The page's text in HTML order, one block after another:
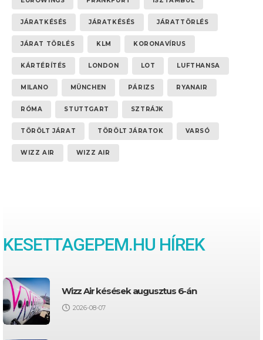
JÁRATKÉSÉS JÁRATKÉSÉS JÁRATTÖRLÉS
JÁRAT TÖRLÉS KLM KORONAVÍRUS
KÁRTÉRÍTÉS LONDON LOT LUFTHANSA
MILANO MÜNCHEN PÁRIZS RYANAIR
RÓMA STUTTGART SZTRÁJK
TÖRÖLT JÁRAT TÖRÖLT JÁRATOK VARSÓ
WIZZ AIR WIZZ AIR
KESETTAGEPEM.HU HÍREK
Wizz Air késések augusztus 6-án
2026-08-07